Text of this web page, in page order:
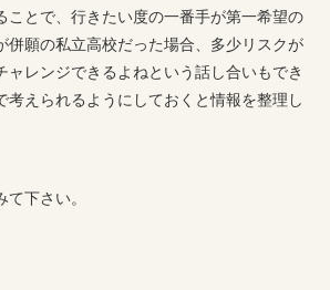
ことで、行きたい度の一番手が第一希望の
併願の私立高校だった場合、多少リスクが
ャレンジできるよねという話し合いもでき
考えられるようにしておくと情報を整理し
下さい。